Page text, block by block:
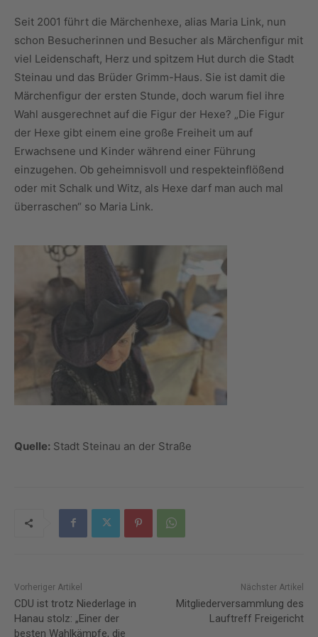
Seit 2001 führt die Märchenhexe, alias Maria Link, nun
schon Besucherinnen und Besucher als Märchenfigur mit
viel Leidenschaft, Herz und spitzem Hut durch die Stadt
Steinau und das Brüder Grimm-Haus. Sie ist damit die
Märchenfigur der ersten Stunde, doch warum fiel ihre
Wahl ausgerechnet auf die Figur der Hexe? „Die Figur
der Hexe gibt einem eine große Freiheit um auf
Erwachsene und Kinder während einer Führung
einzugehen. Ob geheimnisvoll und respekteinflößend
oder mit Schalk und Witz, als Hexe darf man auch mal
überraschen“ so Maria Link.
Quelle: Stadt Steinau an der Straße
Vorheriger Artikel
CDU ist trotz Niederlage in
Hanau stolz: „Einer der
besten Wahlkämpfe, die
Nächster Artikel
Mitgliederversammlung des
Lauftreff Freigericht